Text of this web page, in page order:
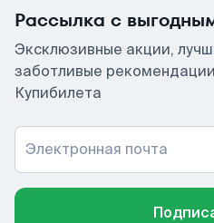
Рассылка с
Эксклюзивные акции,
заботливые
Купибилета
Электронная почта